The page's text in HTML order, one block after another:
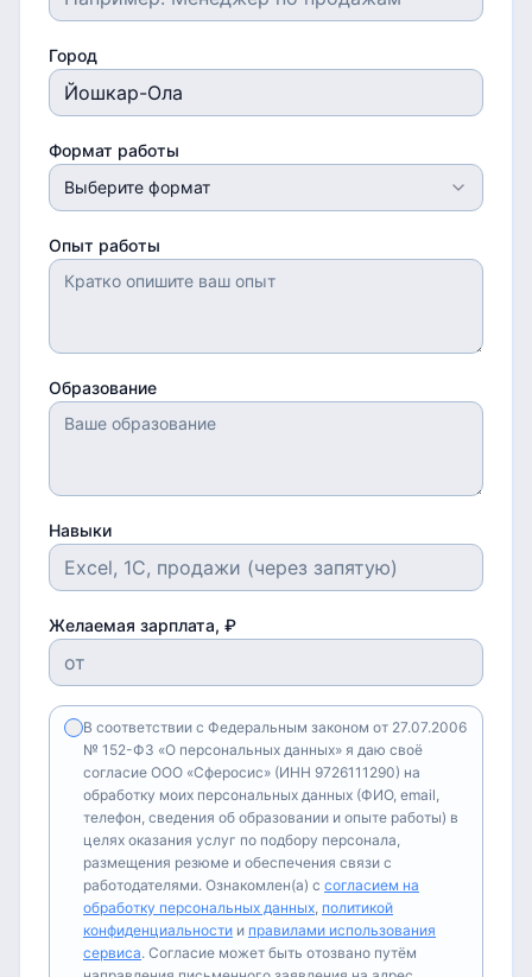
Город
Формат работы
Выберите формат
Опыт работы
Образование
Навыки
Желаемая зарплата, ₽
В соответствии с Федеральным законом от 27.07.2006
№ 152-ФЗ «О персональных данных» я даю своё
согласие ООО «Сферосис» (ИНН 9726111290) на
обработку моих персональных данных (ФИО, email,
телефон, сведения об образовании и опыте работы) в
целях оказания услуг по подбору персонала,
размещения резюме и обеспечения связи с
работодателями. Ознакомлен(а) с согласием на
обработку персональных данных, политикой
конфиденциальности и правилами использования
сервиса. Согласие может быть отозвано путём